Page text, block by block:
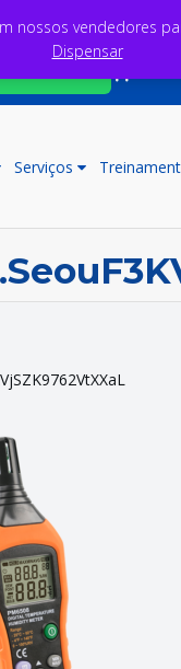
Serviços
nossos vendedores
Dispensar